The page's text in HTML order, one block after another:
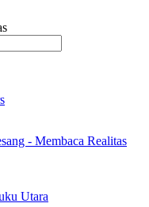
- Membaca Realitas
Utara